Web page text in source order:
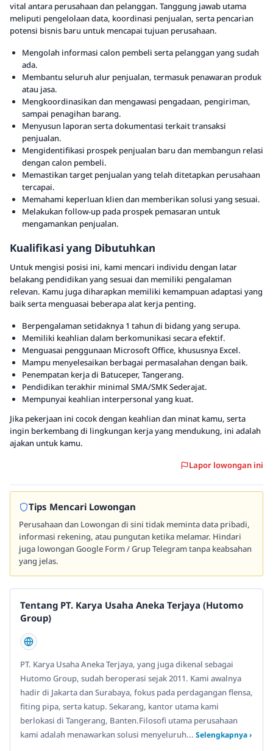
vital antara perusahaan dan pelanggan. Tanggung jawab utama
meliputi pengelolaan data, koordinasi penjualan, serta pencarian
potensi bisnis baru untuk mencapai tujuan perusahaan.
Mengolah informasi calon pembeli serta pelanggan yang sudah
ada.
Membantu seluruh alur penjualan, termasuk penawaran produk
atau jasa.
Mengkoordinasikan dan mengawasi pengadaan, pengiriman,
sampai penagihan barang.
Menyusun laporan serta dokumentasi terkait transaksi
penjualan.
Mengidentifikasi prospek penjualan baru dan membangun relasi
dengan calon pembeli.
Memastikan target penjualan yang telah ditetapkan perusahaan
tercapai.
Memahami keperluan klien dan memberikan solusi yang sesuai.
Melakukan follow-up pada prospek pemasaran untuk
mengamankan penjualan.
Kualifikasi yang Dibutuhkan
Untuk mengisi posisi ini, kami mencari individu dengan latar
belakang pendidikan yang sesuai dan memiliki pengalaman
relevan. Kamu juga diharapkan memiliki kemampuan adaptasi yang
baik serta menguasai beberapa alat kerja penting.
Berpengalaman setidaknya 1 tahun di bidang yang serupa.
Memiliki keahlian dalam berkomunikasi secara efektif.
Menguasai penggunaan Microsoft Office, khususnya Excel.
Mampu menyelesaikan berbagai permasalahan dengan baik.
Penempatan kerja di Batuceper, Tangerang.
Pendidikan terakhir minimal SMA/SMK Sederajat.
Mempunyai keahlian interpersonal yang kuat.
Jika pekerjaan ini cocok dengan keahlian dan minat kamu, serta
ingin berkembang di lingkungan kerja yang mendukung, ini adalah
ajakan untuk kamu.
Lapor lowongan ini
Tips Mencari Lowongan
Perusahaan dan Lowongan di sini tidak meminta data pribadi,
informasi rekening, atau pungutan ketika melamar. Hindari
juga lowongan Google Form / Grup Telegram tanpa keabsahan
yang jelas.
Tentang PT. Karya Usaha Aneka Terjaya (Hutomo
Group)
PT. Karya Usaha Aneka Terjaya, yang juga dikenal sebagai
Hutomo Group, sudah beroperasi sejak 2011. Kami awalnya
hadir di Jakarta dan Surabaya, fokus pada perdagangan flensa,
fiting pipa, serta katup. Sekarang, kantor utama kami
berlokasi di Tangerang, Banten.Filosofi utama perusahaan
kami adalah menawarkan solusi menyeluruh... Selengkapnya ›